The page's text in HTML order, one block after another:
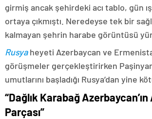
girmiş ancak şehirdeki acı tablo, gün
ortaya çıkmıştı. Neredeyse tek bir
kalmayan şehrin harabe görüntüsü
Rusyaheyeti Azerbaycan ve
görüşmeler gerçekleştirirken
umutlarını başladığı Rusya’dan yine
“Dağlık Karabağ Azerbaycan’ın
Parçası”